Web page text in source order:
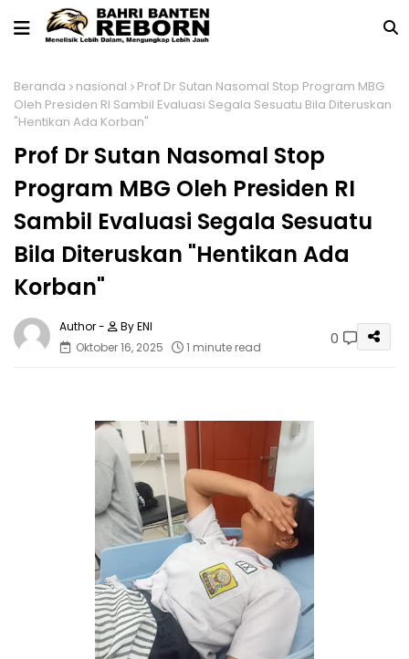
Beranda nasional
Prof Dr Sutan Nasomal Stop Program MBG
Oleh Presiden RI Sambil Evaluasi Segala Sesuatu Bila Diteruskan
"Hentikan Ada Korban"
Prof Dr Sutan Nasomal Stop
Program MBG Oleh Presiden RI
Sambil Evaluasi Segala Sesuatu
Bila Diteruskan "Hentikan Ada
Korban"
By ENI
Oktober 16, 2025
1 minute read 0